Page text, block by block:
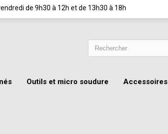
de 9h30 à 12h et de 13h30 à 18h
Outils et micro soudure Accessoires